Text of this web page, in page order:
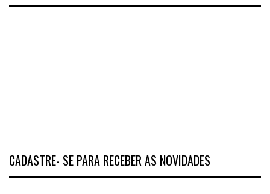
CADASTRE- SE PARA RECEBER AS NOVIDADES